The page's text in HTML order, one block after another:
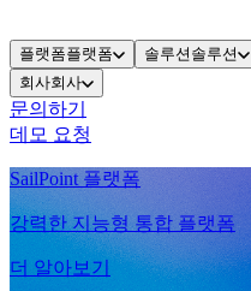
플랫폼플랫폼 솔루션 솔루션
회사회사
문의하기
데모 요청
SailPoint 플랫폼
강력한 지능형 통합 플랫폼
더 알아보기